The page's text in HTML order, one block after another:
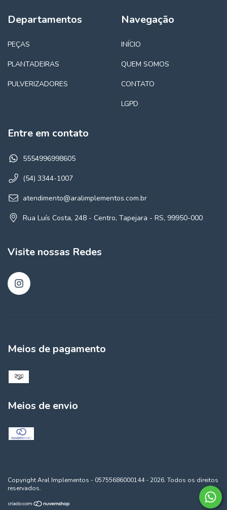
Departamentos
PEÇAS
PLANTADEIRAS
PULVERIZADORES
Navegação
INÍCIO
QUEM SOMOS
CONTATO
LGPD
Entre em contato
5554996998605
(54) 3344-1007
atendimento@aralimplementos.com.br
Rua Luís Costa, 248 - Centro, Tapejara - RS, 99950-000
Visite nossas Redes
Meios de pagamento
Meios de envio
Copyright Aral Implementos - 05755686000144 - 2026. Todos os direitos
reservados.